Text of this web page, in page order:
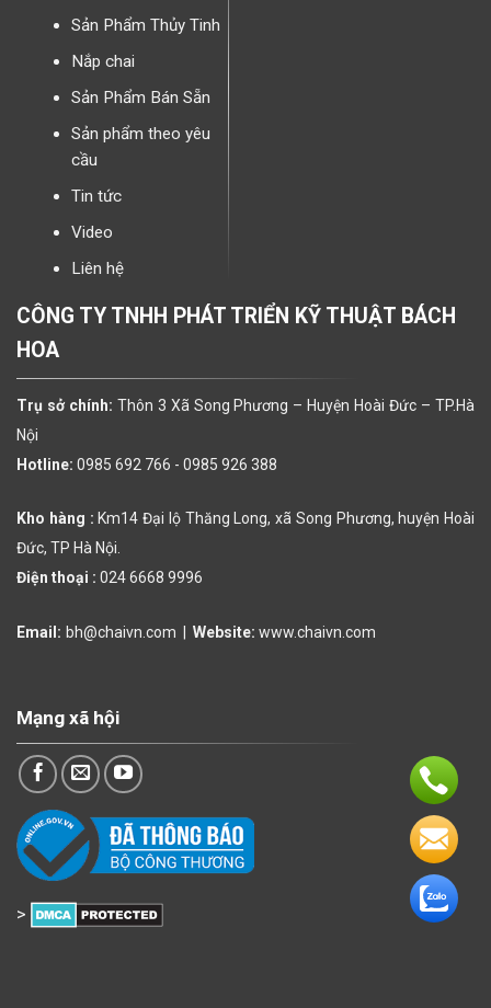
Sản Phẩm Thủy Tinh
Nắp chai
Sản Phẩm Bán Sẵn
Sản phẩm theo yêu
cầu
Tin tức
Video
Liên hệ
CÔNG TY TNHH PHÁT TRIỂN KỸ THUẬT BÁCH
HOA
Trụ sở chính: Thôn 3 Xã Song Phương – Huyện Hoài Đức – TP.Hà
Nội
Hotline: 0985 692 766 - 0985 926 388
Kho hàng : Km14 Đại lộ Thăng Long, xã Song Phương, huyện Hoài
Đức, TP Hà Nội.
Điện thoại : 024 6668 9996
Email: bh@chaivn.com Website: www.chaivn.com
Mạng xã hội
>